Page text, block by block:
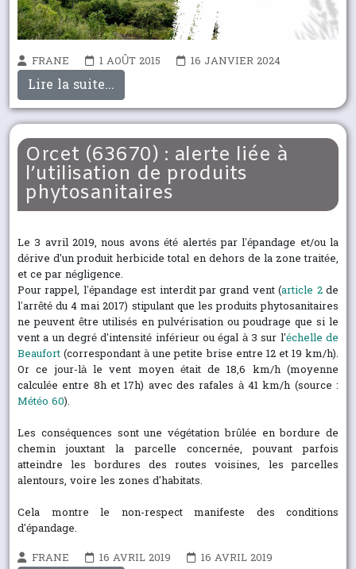
FRANE 1 AOÛT 2015 16 JANVIER 2024
Lire la suite...
Orcet (63670) : alerte liée à
l’utilisation de produits
phytosanitaires
Le 3 avril 2019, nous avons été alertés par l’épandage et/ou la
dérive d'un produit herbicide total en dehors de la zone traitée,
et ce par négligence.
Pour rappel, l’épandage est interdit par grand vent (article 2de
l’arrêté du 4 mai 2017) stipulant que les produits phytosanitaires
ne peuvent être utilisés en pulvérisation ou poudrage que si le
vent a un degré d'intensité inférieur ou égal à 3 sur l'échelle de
Beaufort(correspondant à une petite brise entre 12 et 19 km/h).
Or ce jour-là le vent moyen était de 18,6 km/h (moyenne
calculée entre 8h et 17h) avec des rafales à 41 km/h (source :
Météo 60).
Les conséquences sont une végétation brûlée en bordure de
chemin jouxtant la parcelle concernée, pouvant parfois
atteindre les bordures des routes voisines, les parcelles
alentours, voire les zones d'habitats.
Cela montre le non-respect manifeste des conditions
d'épandage.
FRANE
16 AVRIL 2019 16 AVRIL 2019